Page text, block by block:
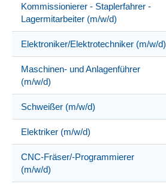
Kommissionierer - Staplerfahrer -
Lagermitarbeiter (m/w/d)
Elektroniker/Elektrotechniker (m/w/d)
Maschinen- und Anlagenführer
(m/w/d)
Schweißer (m/w/d)
Elektriker (m/w/d)
CNC-Fräser/-Programmierer
(m/w/d)